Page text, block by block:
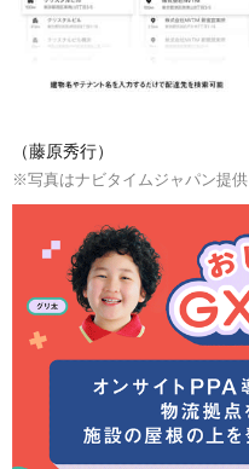
（藤原秀行）
※写真はナビタイムジャパン提供